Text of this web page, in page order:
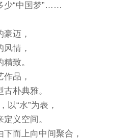
“中国梦”……
迈，
情，
致。
品，
朴典雅。
“水”为表，
义空间。
而上向中间聚合，